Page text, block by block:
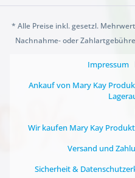
* Alle Preise inkl. gesetzl.
Nachnahme- oder
Impressum
Ankauf von Mary Kay
Wir kaufen Mary Kay
Versand und
Sicherheit &